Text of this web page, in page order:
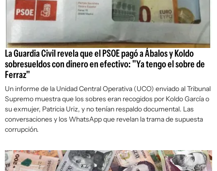
La Guardia Civil revela que el PSOE pagó a Ábalos y Koldo
sobresueldos con dinero en efectivo: "Ya tengo el sobre de
Ferraz"
Un informe de la Unidad Central Operativa (UCO) enviado al Tribunal
Supremo muestra que los sobres eran recogidos por Koldo García o
su exmujer, Patricia Uriz, y no tenían respaldo documental. Las
conversaciones y los WhatsApp que revelan la trama de supuesta
corrupción.